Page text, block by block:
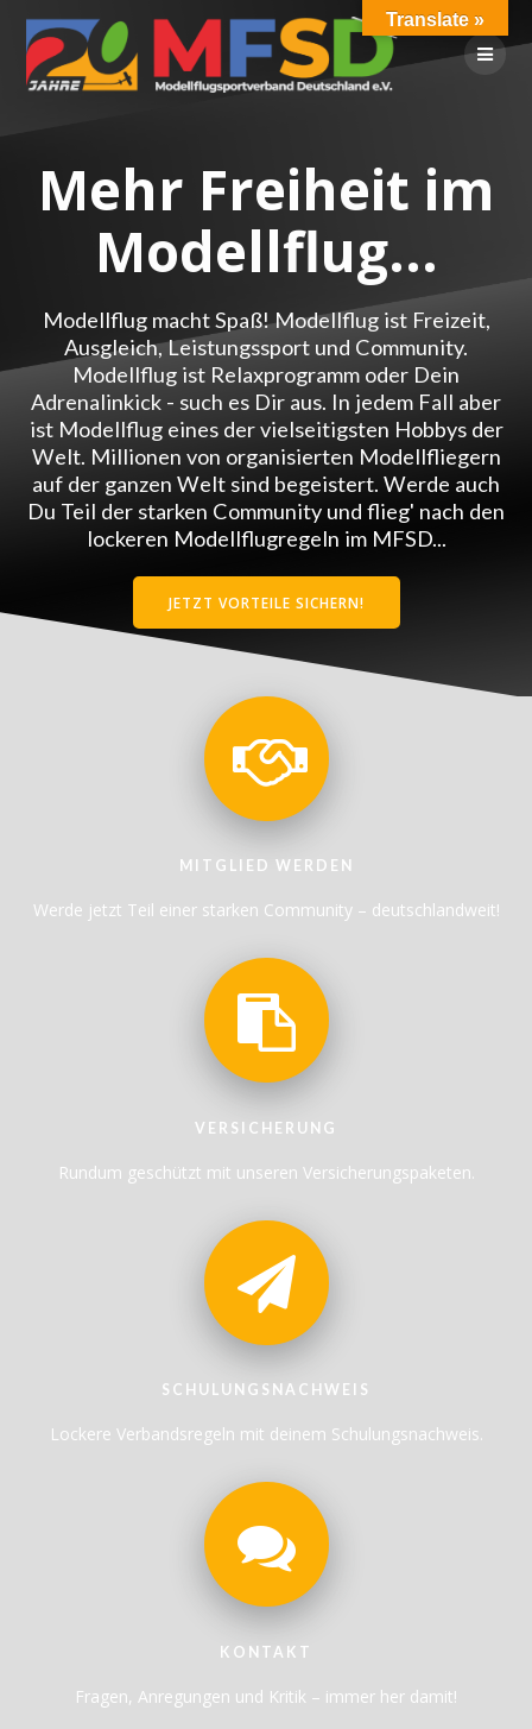
to
content
Mehr Freiheit im
Modellflug...
Modellflug macht Spaß! Modellflug ist Freizeit,
Ausgleich, Leistungssport und Community.
Modellflug ist Relaxprogramm oder Dein
Adrenalinkick - such es Dir aus. In jedem Fall aber
ist Modellflug eines der vielseitigsten Hobbys der
Welt. Millionen von organisierten Modellfliegern
auf der ganzen Welt sind begeistert. Werde auch
Du Teil der starken Community und flieg' nach den
lockeren Modellflugregeln im MFSD...
JETZT VORTEILE SICHERN!
MITGLIED WERDEN
Werde jetzt Teil einer starken Community – deutschlandweit!
VERSICHERUNG
Rundum geschützt mit unseren Versicherungspaketen.
SCHULUNGSNACHWEIS
Lockere Verbandsregeln mit deinem Schulungsnachweis.
KONTAKT
Fragen, Anregungen und Kritik – immer her damit!
Translate »